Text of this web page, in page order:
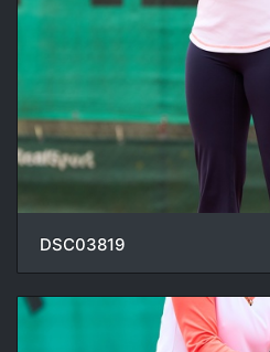
DSC03819